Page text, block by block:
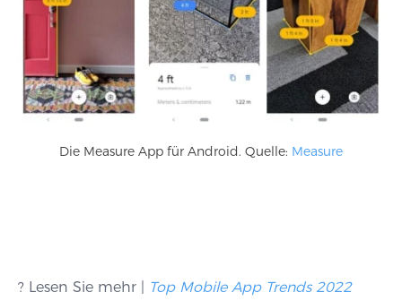
Die Measure App für Android. Quelle: Measure
? Lesen Sie mehr | Top Mobile App Trends 2022